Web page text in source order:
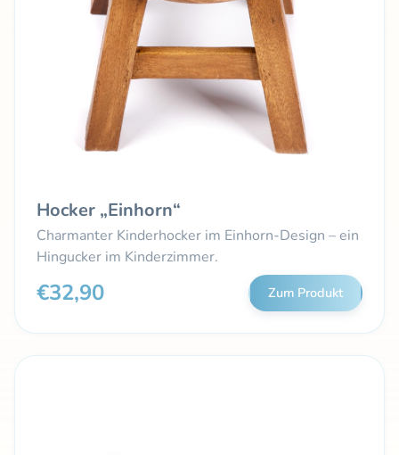
Hocker „Einhorn“
Charmanter Kinderhocker im Einhorn-Design – ein
Hingucker im Kinderzimmer.
€32,90 Zum Produkt